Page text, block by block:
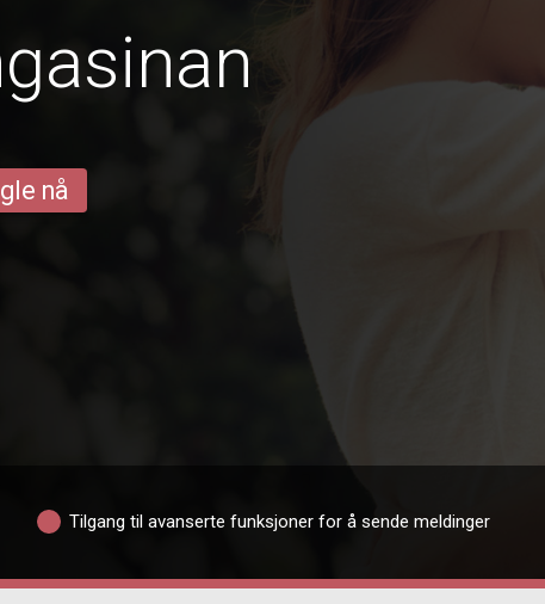
nå
Tilgang til avanserte funksjoner for å sende meldinger